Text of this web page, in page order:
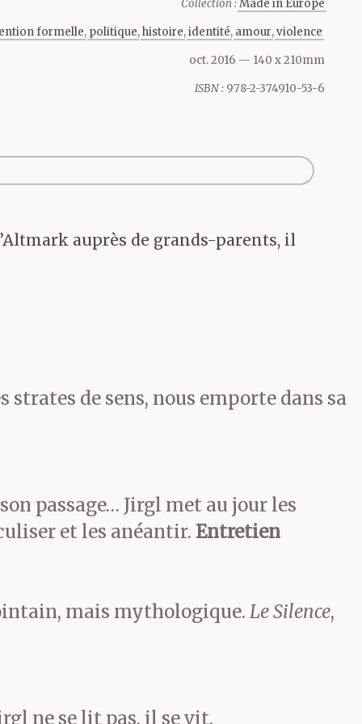
en
d’une
eux paraît
le
trains de
que
gélifiée ;
Me
ses dix
Collection :Made in Europe
formelle politique histoire identité amour violence
oct. 2016 — 140 x 210mm
ISBN : 978-2-374910-53-6
auprès de grands-parents, il
de sens, nous emporte dans sa
passage… Jirgl met au jour les
et les anéantir. Entretien
mais mythologique. Le Silence,
ne se lit pas, il se vit.